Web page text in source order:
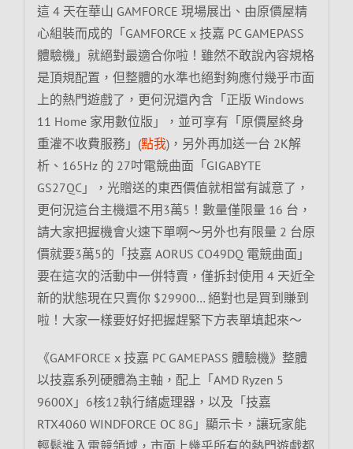
這 4 天在華山 GAMFORCE 現場展出、由原價屋精
心組裝而成的「GAMFORCE x 技嘉 PC GAMEPASS
體驗機」就絕對最適合你啦！雖然不敢說內容規格
是頂規配置，但整體的水準也絕對夠應付幾乎市面
上的熱門遊戲了，更何況還內含「正版 Windows
11 Home 家用數位版」，並可享有「原價屋終身
重灌不收費服務」(點我)，另外再加送一台 2K解
析、165Hz 的 27吋電競曲面「GIGABYTE
GS27QC」，光贈送的東西價值就相當有誠意了，
更何況這台主機還不用3萬5！數量僅限量 16 台，
請大家把握機會火速下單啊～另外也有限量 2 台原
價就要3萬5的「技嘉 AORUS CO49DQ 電競曲面」
要在這次的活動中一併特賣，僅拆封使用 4 天近全
新的狀態現在只賣你 $29900… 絕對也是買到賺到
啦！大家一樣要好好把握趕緊下方表單填起來～
《GAMFORCE x 技嘉 PC GAMEPASS 體驗機》整體
以技嘉系列硬體為主軸，配上「AMD Ryzen 5
9600X」6核12執行緒處理器，以及「技嘉
RTX4060 WINDFORCE OC 8G」顯示卡，讓玩家能
輕鬆進入電競領域，市面上幾乎所有的熱門遊戲都